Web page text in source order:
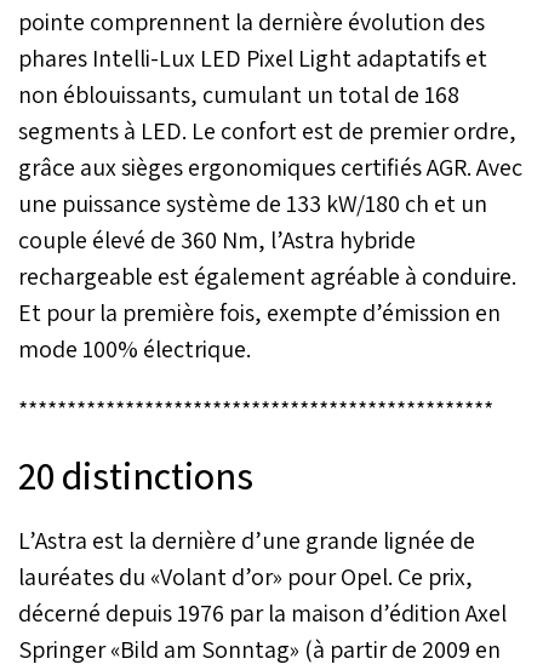
pointe comprennent la dernière évolution des
phares Intelli-Lux LED Pixel Light adaptatifs et
non éblouissants, cumulant un total de 168
segments à LED. Le confort est de premier ordre,
grâce aux sièges ergonomiques certifiés AGR. Avec
une puissance système de 133 kW/180 ch et un
couple élevé de 360 Nm, l’Astra hybride
rechargeable est également agréable à conduire.
Et pour la première fois, exempte d’émission en
mode 100% électrique.
*************************************************
20 distinctions
L’Astra est la dernière d’une grande lignée de
lauréates du «Volant d’or» pour Opel. Ce prix,
décerné depuis 1976 par la maison d’édition Axel
Springer «Bild am Sonntag» (à partir de 2009 en